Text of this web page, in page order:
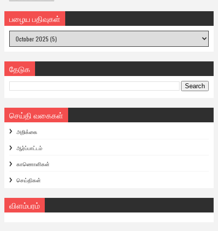
பழைய பதிவுகள்
தேடுக
செய்தி வகைகள்
அறிக்கை
ஆர்ப்பாட்டம்
காணொளிகள்
செய்திகள்
விளம்பரம்